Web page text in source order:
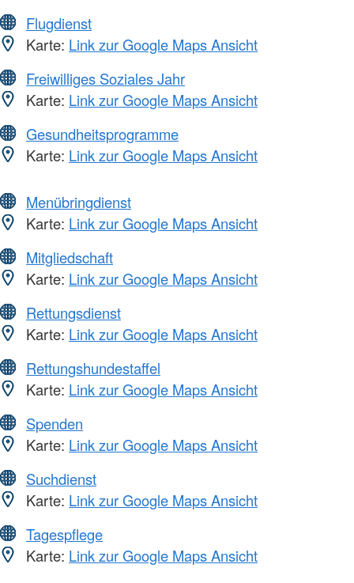
Flugdienst
Karte: Link zur Google Maps Ansicht
Freiwilliges Soziales Jahr
Karte: Link zur Google Maps Ansicht
Gesundheitsprogramme
Karte: Link zur Google Maps Ansicht
Menübringdienst
Karte: Link zur Google Maps Ansicht
Mitgliedschaft
Karte: Link zur Google Maps Ansicht
Rettungsdienst
Karte: Link zur Google Maps Ansicht
Rettungshundestaffel
Karte: Link zur Google Maps Ansicht
Spenden
Karte: Link zur Google Maps Ansicht
Suchdienst
Karte: Link zur Google Maps Ansicht
Tagespflege
Karte: Link zur Google Maps Ansicht